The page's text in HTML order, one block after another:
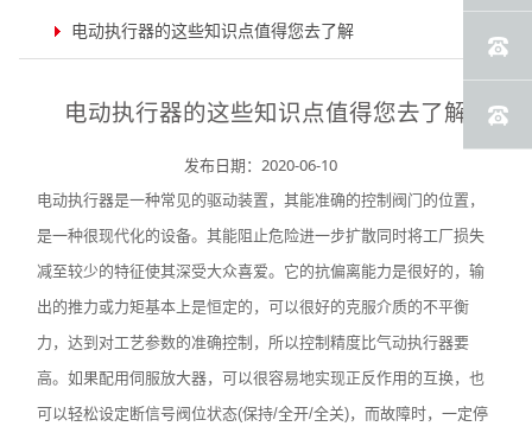
电动执行器的这些知识点值得您去了解
电动执行器的这些知识点值得您去了解
发布日期：2020-06-10
电动执行器是一种常见的驱动装置，其能准确的控制阀门的位置，
是一种很现代化的设备。其能阻止危险进一步扩散同时将工厂损失
减至较少的特征使其深受大众喜爱。它的抗偏离能力是很好的，输
出的推力或力矩基本上是恒定的，可以很好的克服介质的不平衡
力，达到对工艺参数的准确控制，所以控制精度比气动执行器要
高。如果配用伺服放大器，可以很容易地实现正反作用的互换，也
可以轻松设定断信号阀位状态(保持/全开/全关)，而故障时，一定停